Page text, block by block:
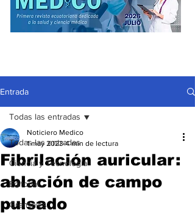
Entrada
Todas las entradas
Ciencia y Tecnología
Editorial
Gremiales
Todas las entradas
Fibrilación auricular:
ablación de campo
pulsado
Noticiero Medico
1 may 2023 4 min de lectura